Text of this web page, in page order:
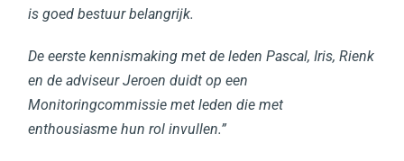
is goed bestuur belangrijk.
De eerste kennismaking met de leden Pascal, Iris, Rienk
en de adviseur Jeroen duidt op een
Monitoringcommissie met leden die met
enthousiasme hun rol invullen.”